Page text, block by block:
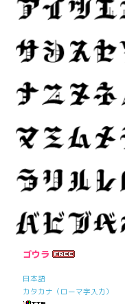
ゴウラ
日本語
カタカナ（ローマ字入力）